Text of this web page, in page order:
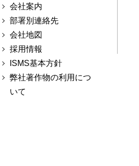
会社案内
部署別連絡先
会社地図
採用情報
ISMS基本方針
弊社著作物の利用につ
いて